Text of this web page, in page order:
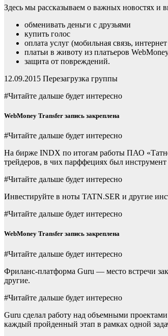
Здесь мы рассказываем о важных новостях и
обменивать деньги с друзьями
купить голос
оплата услуг (мобильная связь,
платьи в животу из платьеров
защита от повреждений.
12.09.2015 Перезагрузка группы
#Читайте дальше будет интересно
WebMoney Transfer запись закреплена
#Читайте дальше будет интересно
На бирже INDX по итогам работы ПАО
трейдеров, в чих парффециях был инструмент
#Читайте дальше будет интересно
Инвестируйте в ноты TATN.SER и другие
#Читайте дальше будет интересно
WebMoney Transfer запись закреплена
#Читайте дальше будет интересно
Фриланс-платформа Guru — место встречи
другие.
#Читайте дальше будет интересно
Guru сделал работу над объемными
каждый пройденный этап в рамках одной